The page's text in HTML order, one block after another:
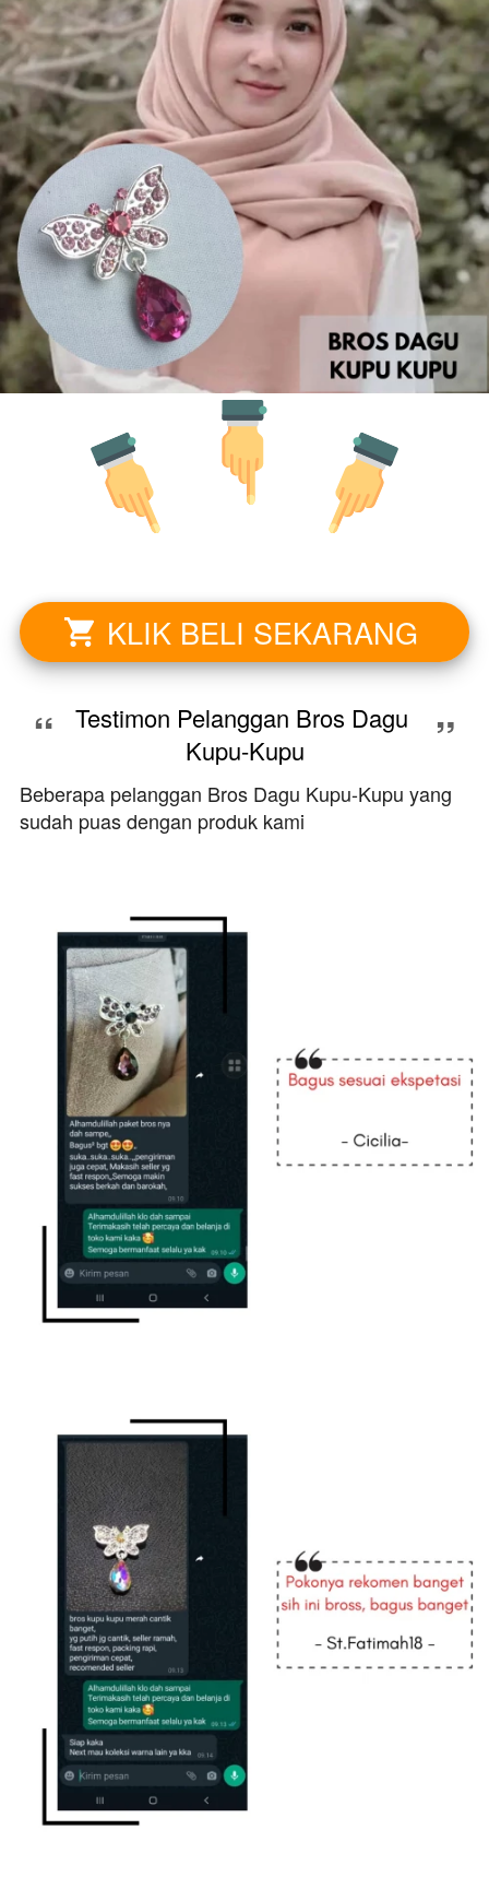
` KLIK BELI SEKARANG
“
Testimon Pelanggan Bros Dagu
Kupu-Kupu
”
Beberapa pelanggan Bros Dagu Kupu-Kupu yang
sudah puas dengan produk kami